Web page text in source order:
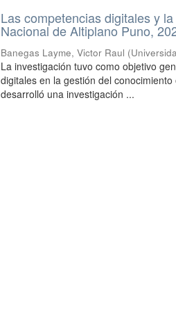
Las competencias digitales y
Nacional de Altiplano Puno,
Banegas Layme, Victor Raul (
La investigación tuvo como objetivo
digitales en la gestión del
desarrolló una investigación ...